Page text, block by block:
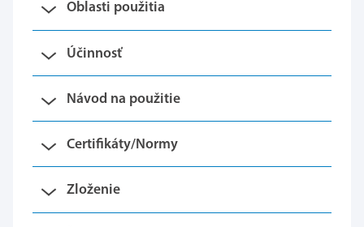
Oblasti použitia
Účinnosť
Návod na použitie
Certifikáty/Normy
Zloženie